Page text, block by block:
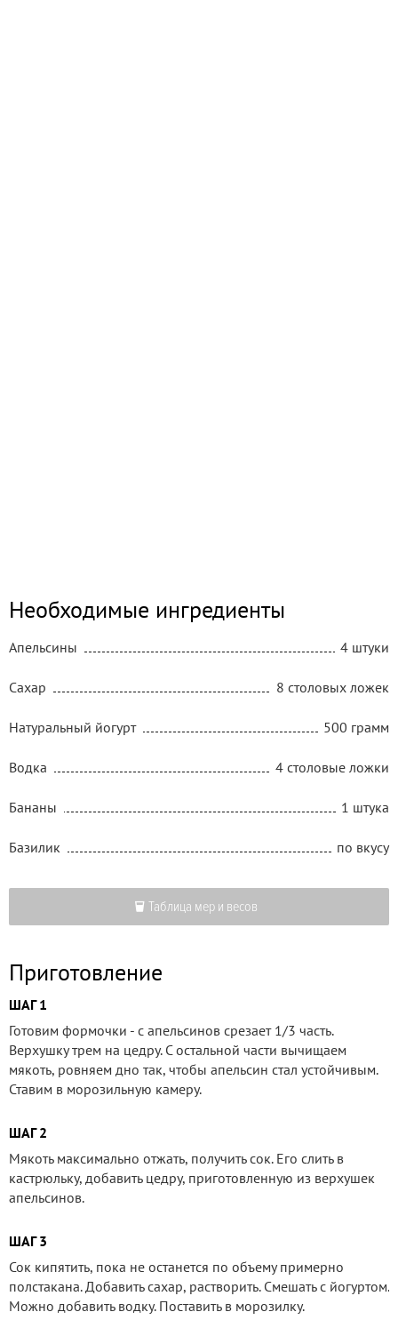
Необходимые ингредиенты
Апельсины 4 штуки
Сахар 8 столовых ложек
Натуральный йогурт 500 грамм
Водка 4 столовые ложки
Бананы 1 штука
Базилик по вкусу
Таблица мер и весов
Приготовление
ШАГ 1
Готовим формочки - с апельсинов срезает 1/3 часть.
Верхушку трем на цедру. С остальной части вычищаем
мякоть, ровняем дно так, чтобы апельсин стал устойчивым.
Ставим в морозильную камеру.
ШАГ 2
Мякоть максимально отжать, получить сок. Его слить в
кастрюльку, добавить цедру, приготовленную из верхушек
апельсинов.
ШАГ 3
Сок кипятить, пока не останется по объему примерно
полстакана. Добавить сахар, растворить. Смешать с йогуртом.
Можно добавить водку. Поставить в морозилку.